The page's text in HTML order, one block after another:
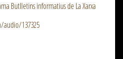
Butlletins informatius de La Xarxa
audio/137325